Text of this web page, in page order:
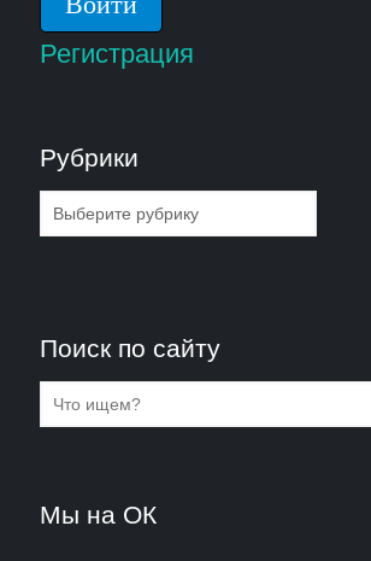
Регистрация
Рубрики
Рубрики
Поиск по сайту
Мы на ОК